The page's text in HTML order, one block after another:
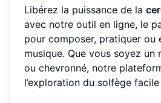
Libérez la puissance de la
avec notre outil en ligne, le
pour composer, pratiquer ou
musique. Que vous soyez un
ou chevronné, notre
l’exploration du solfège